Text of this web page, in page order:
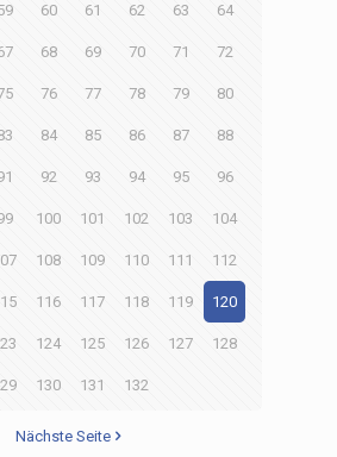
60 61 62 63 64
68 69 70 71 72
76 77 78 79 80
84 85 86 87 88
92 93 94 95 96
100 101 102 103 104
108 109 110 111 112
116 117 118 119 120
124 125 126 127 128
130 131 132
Nächste Seite